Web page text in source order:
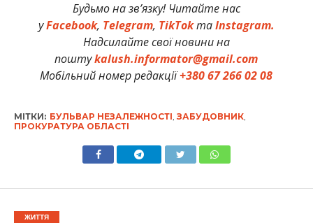
Будьмо на зв’язку! Читайте нас
уFacebook, Telegram, TikTokтаInstagram.
Надсилайте свої новини на
поштуkalush.informator@gmail.com
Мобільний номер редакції+380 67 266 02 08
МІТКИ: БУЛЬВАР НЕЗАЛЕЖНОСТІ, ЗАБУДОВНИК,
ПРОКУРАТУРА ОБЛАСТІ
ЖИТТЯ